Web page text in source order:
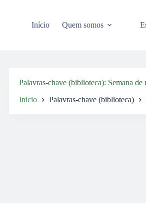
Início Quem somos
Palavras-chave (biblioteca) Semana
Inicio Palavras-chave (biblioteca)